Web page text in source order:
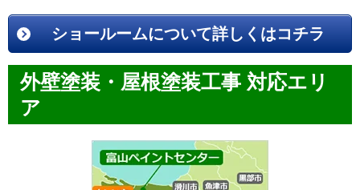
ショールームについて詳しくはコチラ
外壁塗装・屋根塗装工事 対応エリ
ア